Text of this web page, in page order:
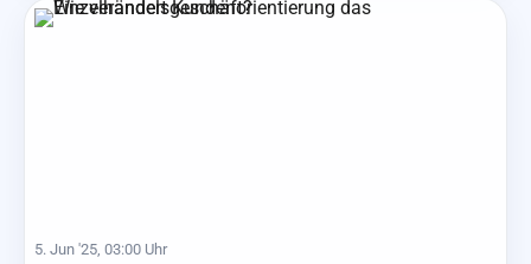
5. Jun '25, 03:00 Uhr